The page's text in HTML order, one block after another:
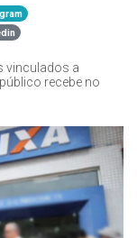
vinculados a
recebe no